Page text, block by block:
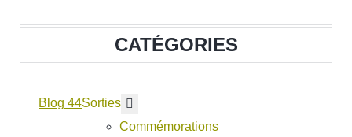
CATÉGORIES
Blog 44Sorties
Commémorations